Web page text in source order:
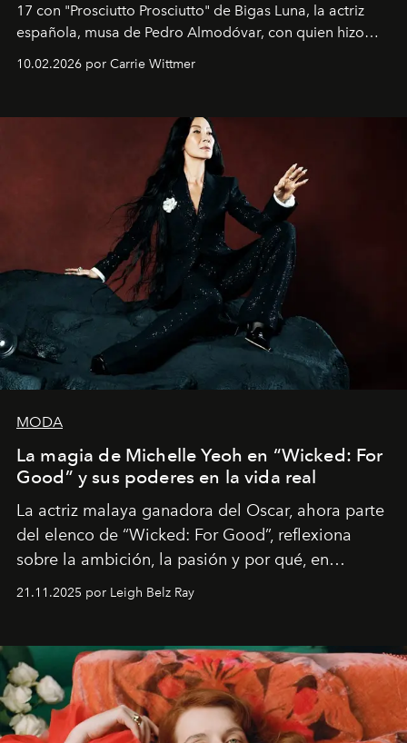
17 con "Prosciutto Prosciutto" de Bigas Luna, la actriz
española, musa de Pedro Almodóvar, con quien hizo
Barcelona", ha dividido su tiempo entre Europa y
dirigida por Maggie Gyllenhaal.
10.02.2026 por Carrie Wittmer
MODA
La magia de Michelle Yeoh en “Wicked: For
Good” y sus poderes en la vida real
La actriz malaya ganadora del Oscar, ahora parte
del elenco de “Wicked: For Good”, reflexiona
sobre la ambición, la pasión y por qué, en
ocasiones, la introspección puede esperar. “Es
importa si no lo entienden’”, confiesa.
21.11.2025 por Leigh Belz Ray